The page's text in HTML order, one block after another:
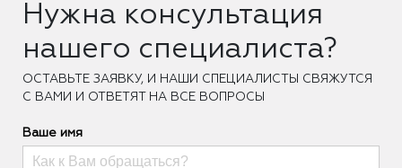
Нужна консультация
нашего специалиста?
ОCТАВЬТЕ ЗАЯВКУ, И НАШИ СПЕЦИАЛИСТЫ СВЯЖУТСЯ
С ВАМИ И ОТВЕТЯТ НА ВСЕ ВОПРОСЫ
Ваше имя